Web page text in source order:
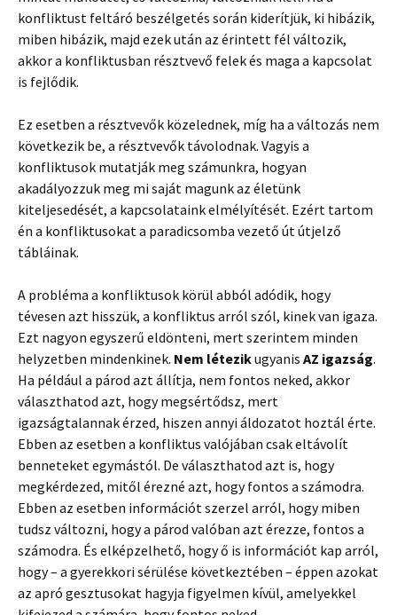
konfliktust feltáró beszélgetés során kiderítjük, ki hibázik,
miben hibázik, majd ezek után az érintett fél változik,
akkor a konfliktusban résztvevő felek és maga a kapcsolat
is fejlődik.
Ez esetben a résztvevők közelednek, míg ha a változás nem
következik be, a résztvevők távolodnak. Vagyis a
konfliktusok mutatják meg számunkra, hogyan
akadályozzuk meg mi saját magunk az életünk
kiteljesedését, a kapcsolataink elmélyítését. Ezért tartom
én a konfliktusokat a paradicsomba vezető út útjelző
tábláinak.
A probléma a konfliktusok körül abból adódik, hogy
tévesen azt hisszük, a konfliktus arról szól, kinek van igaza.
Ezt nagyon egyszerű eldönteni, mert szerintem minden
helyzetben mindenkinek. Nem létezikugyanis AZ igazság.
Ha például a párod azt állítja, nem fontos neked, akkor
választhatod azt, hogy megsértődsz, mert
igazságtalannak érzed, hiszen annyi áldozatot hoztál érte.
Ebben az esetben a konfliktus valójában csak eltávolít
benneteket egymástól. De választhatod azt is, hogy
megkérdezed, mitől érezné azt, hogy fontos a számodra.
Ebben az esetben információt szerzel arról, hogy miben
tudsz változni, hogy a párod valóban azt érezze, fontos a
számodra. És elképzelhető, hogy ő is információt kap arról,
hogy – a gyerekkori sérülése következtében – éppen azokat
az apró gesztusokat hagyja figyelmen kívül, amelyekkel